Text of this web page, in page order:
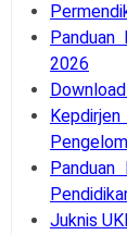
Panduan
2026
Juknis